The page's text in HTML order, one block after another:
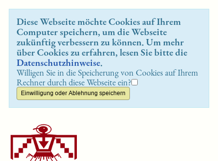
Diese Webseite möchte Cookies auf Ihrem
Computer speichern, um die Webseite
zukünftig verbessern zu können. Um mehr
über Cookies zu erfahren, lesen Sie bitte die
Datenschutzhinweise.
Willigen Sie in die Speicherung von Cookies auf Ihrem
Rechner durch diese Webseite ein?